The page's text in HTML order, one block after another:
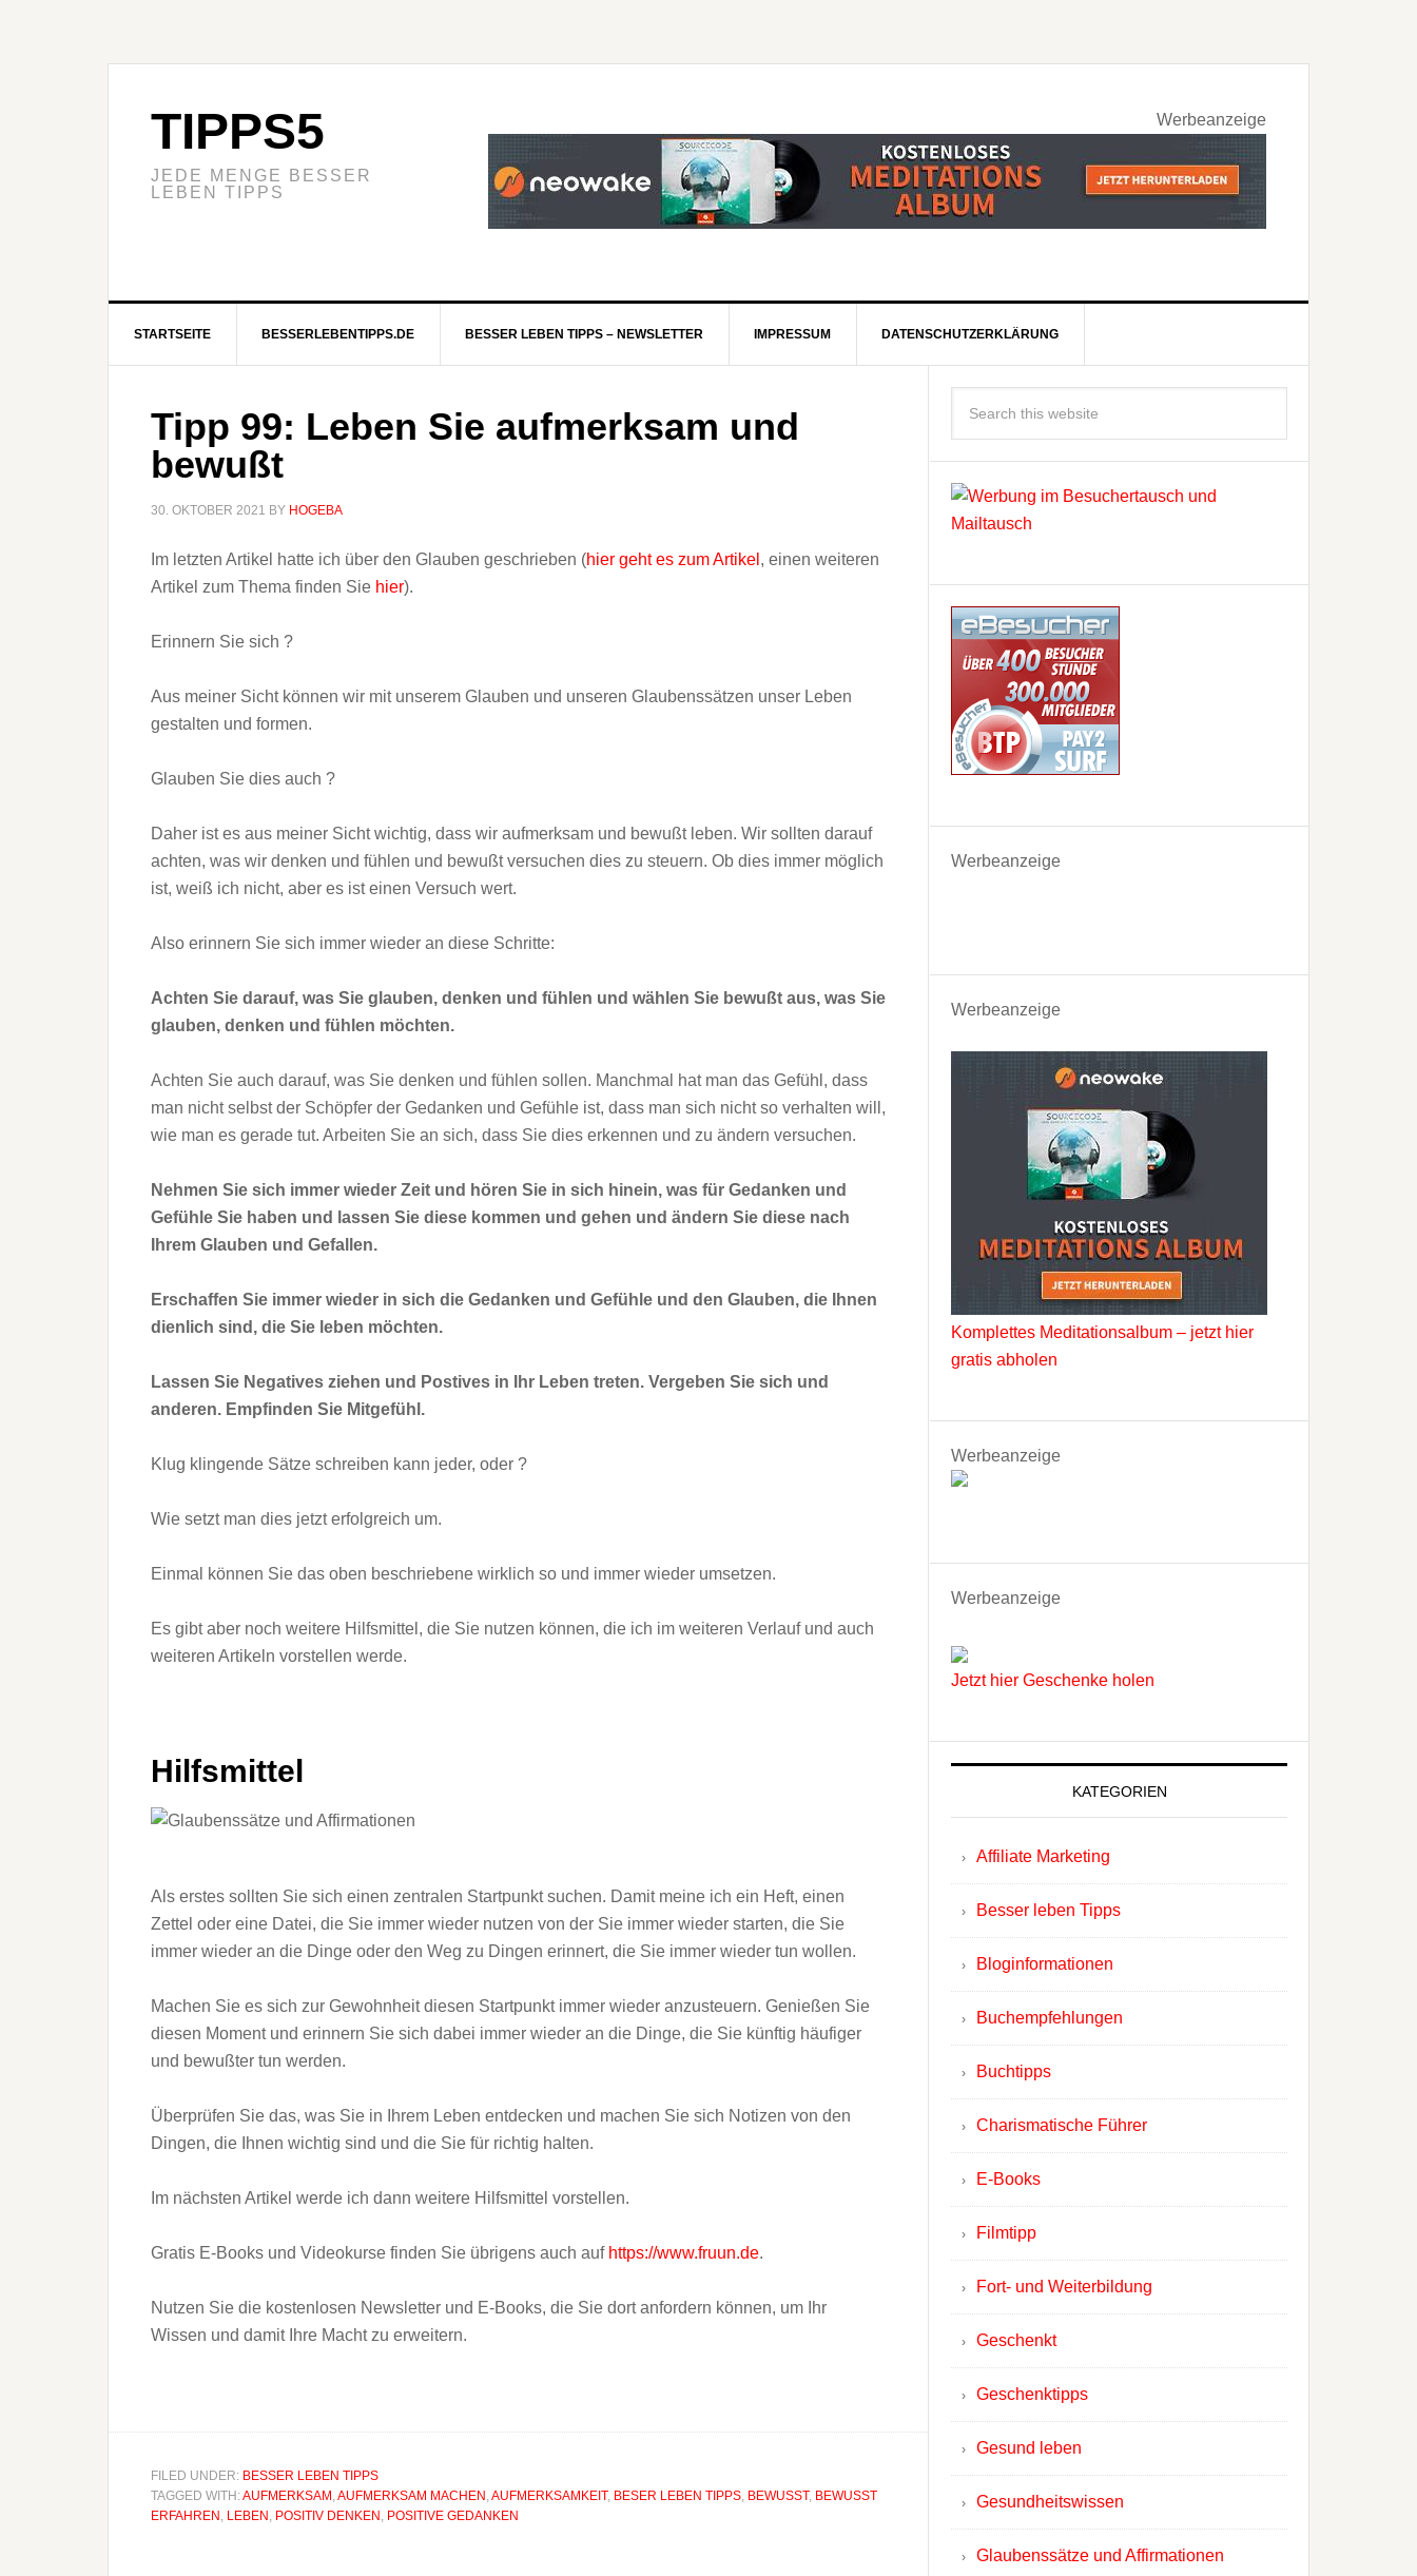
TIPPS5
JEDE MENGE BESSER
LEBEN TIPPS
Werbeanzeige
STARTSEITE BESSERLEBENTIPPS.DE BESSER LEBEN TIPPS – NEWSLETTER IMPRESSUM DATENSCHUTZERKLÄRUNG
Tipp 99: Leben Sie aufmerksam und
bewußt
30. OKTOBER 2021 BY HOGEBA
Im letzten Artikel hatte ich über den Glauben geschrieben (hier geht es zum Artikel , einen weiteren
Artikel zum Thema finden Sie hier).
Erinnern Sie sich ?
Aus meiner Sicht können wir mit unserem Glauben und unseren Glaubenssätzen unser Leben
gestalten und formen.
Glauben Sie dies auch ?
Daher ist es aus meiner Sicht wichtig, dass wir aufmerksam und bewußt leben. Wir sollten darauf
achten, was wir denken und fühlen und bewußt versuchen dies zu steuern. Ob dies immer möglich
ist, weiß ich nicht, aber es ist einen Versuch wert.
Also erinnern Sie sich immer wieder an diese Schritte:
Achten Sie darauf, was Sie glauben, denken und fühlen und wählen Sie bewußt aus, was Sie
glauben, denken und fühlen möchten.
Achten Sie auch darauf, was Sie denken und fühlen sollen. Manchmal hat man das Gefühl, dass
man nicht selbst der Schöpfer der Gedanken und Gefühle ist, dass man sich nicht so verhalten will,
wie man es gerade tut. Arbeiten Sie an sich, dass Sie dies erkennen und zu ändern versuchen.
Nehmen Sie sich immer wieder Zeit und hören Sie in sich hinein, was für Gedanken und
Gefühle Sie haben und lassen Sie diese kommen und gehen und ändern Sie diese nach
Ihrem Glauben und Gefallen.
Erschaffen Sie immer wieder in sich die Gedanken und Gefühle und den Glauben, die Ihnen
dienlich sind, die Sie leben möchten.
Lassen Sie Negatives ziehen und Postives in Ihr Leben treten. Vergeben Sie sich und
anderen. Empfinden Sie Mitgefühl.
Klug klingende Sätze schreiben kann jeder, oder ?
Wie setzt man dies jetzt erfolgreich um.
Einmal können Sie das oben beschriebene wirklich so und immer wieder umsetzen.
Es gibt aber noch weitere Hilfsmittel, die Sie nutzen können, die ich im weiteren Verlauf und auch
weiteren Artikeln vorstellen werde.
Hilfsmittel
Als erstes sollten Sie sich einen zentralen Startpunkt suchen. Damit meine ich ein Heft, einen
Zettel oder eine Datei, die Sie immer wieder nutzen von der Sie immer wieder starten, die Sie
immer wieder an die Dinge oder den Weg zu Dingen erinnert, die Sie immer wieder tun wollen.
Machen Sie es sich zur Gewohnheit diesen Startpunkt immer wieder anzusteuern. Genießen Sie
diesen Moment und erinnern Sie sich dabei immer wieder an die Dinge, die Sie künftig häufiger
und bewußter tun werden.
Überprüfen Sie das, was Sie in Ihrem Leben entdecken und machen Sie sich Notizen von den
Dingen, die Ihnen wichtig sind und die Sie für richtig halten.
Im nächsten Artikel werde ich dann weitere Hilfsmittel vorstellen.
Gratis E-Books und Videokurse finden Sie übrigens auch auf https://www.fruun.de.
Nutzen Sie die kostenlosen Newsletter und E-Books, die Sie dort anfordern können, um Ihr
Wissen und damit Ihre Macht zu erweitern.
FILED UNDER: BESSER LEBEN TIPPS
TAGGED WITH:AUFMERKSAM ,AUFMERKSAM MACHEN ,AUFMERKSAMKEIT, BESER LEBEN TIPPS, BEWUSST , BEWUSST E
RFAHREN
, LEBEN , POSITIV DENKEN , POSITIVE GEDANKEN
Werbeanzeige
Werbeanzeige
Komplettes Meditationsalbum – jetzt hier
gratis abholen
Werbeanzeige
Werbeanzeige
Jetzt hier Geschenke holen
KATEGORIEN
Affiliate Marketing
Besser leben Tipps
Bloginformationen
Buchempfehlungen
Buchtipps
Charismatische Führer
E-Books
Filmtipp
Fort- und Weiterbildung
Geschenkt
Geschenktipps
Gesund leben
Gesundheitswissen
Glaubenssätze und Affirmationen